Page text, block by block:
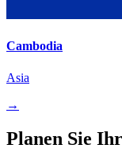
Cambodia
Asia
→
Planen Sie